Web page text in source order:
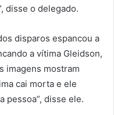
disse o delegado.
disparos espancou a
a vítima Gleidson,
imagens mostram
cai morta e ele
pessoa”, disse ele.